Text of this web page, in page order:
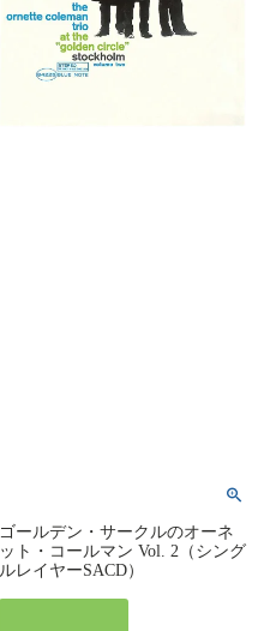
ゴールデン・サークルのオーネ
ット・コールマン Vol. 2（シング
ルレイヤーSACD）